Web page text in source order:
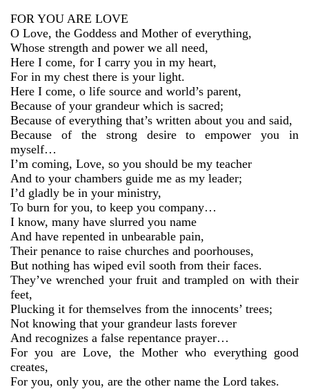
FOR YOU ARE LOVE
O Love, the Goddess and Mother of everything,
Whose strength and power we all need,
Here I come, for I carry you in my heart,
For in my chest there is your light.
Here I come, o life source and world’s parent,
Because of your grandeur which is sacred;
Because of everything that’s written about you and said,
Because of the strong desire to empower you in
myself…
I’m coming, Love, so you should be my teacher
And to your chambers guide me as my leader;
I’d gladly be in your ministry,
To burn for you, to keep you company…
I know, many have slurred you name
And have repented in unbearable pain,
Their penance to raise churches and poorhouses,
But nothing has wiped evil sooth from their faces.
They’ve wrenched your fruit and trampled on with their
feet,
Plucking it for themselves from the innocents’ trees;
Not knowing that your grandeur lasts forever
And recognizes a false repentance prayer…
For you are Love, the Mother who everything good
creates,
For you, only you, are the other name the Lord takes.